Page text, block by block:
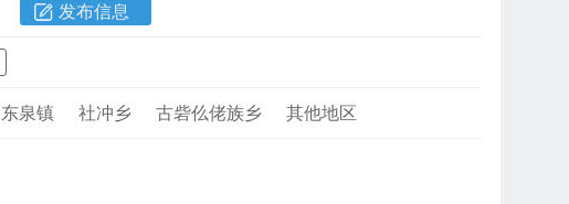
发布信息
东泉镇 社冲乡 古砦仫佬族乡 其他地区